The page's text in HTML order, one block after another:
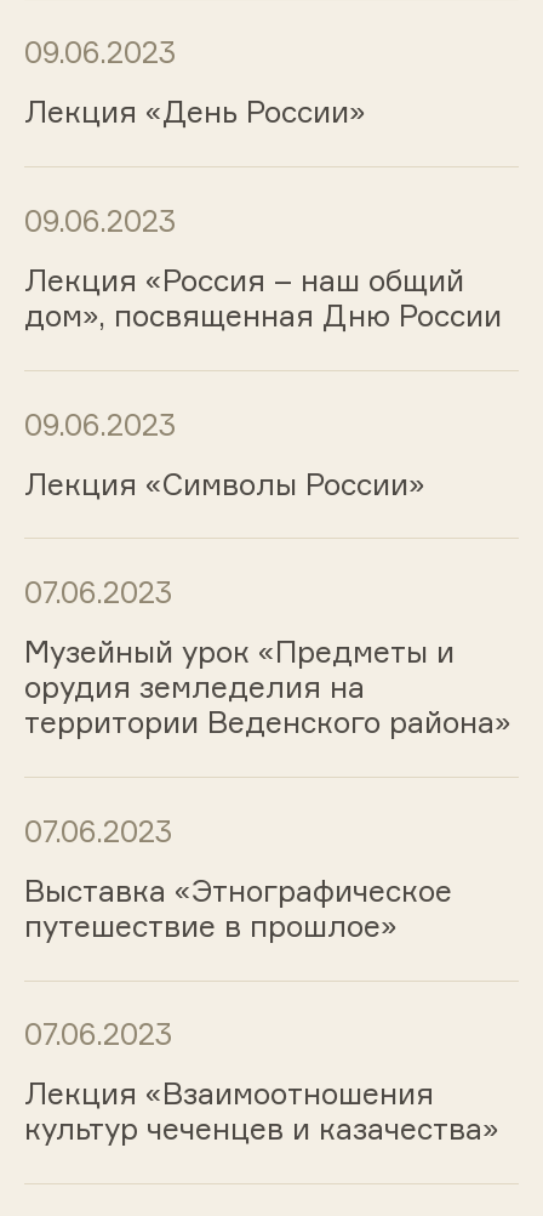
09.06.2023
Лекция «День России»
09.06.2023
Лекция «Россия – наш общий
дом», посвященная Дню России
09.06.2023
Лекция «Символы России»
07.06.2023
Музейный урок «Предметы и
орудия земледелия на
территории Веденского района»
07.06.2023
Выставка «Этнографическое
путешествие в прошлое»
07.06.2023
Лекция «Взаимоотношения
культур чеченцев и казачества»